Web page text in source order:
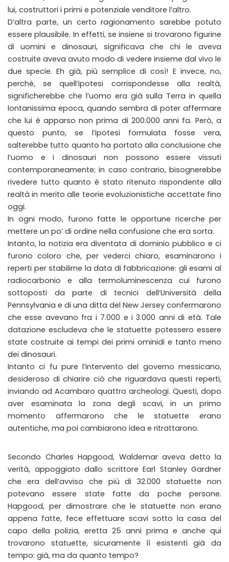
lui, costruttori i primi e potenziale venditore l’altro.
D’altra parte, un certo ragionamento sarebbe potuto
essere plausibile. In effetti, se insiene si trovarono figurine
di uomini e dinosauri, significava che chi le aveva
costruite aveva avuto modo di vedere insieme dal vivo le
due specie. Eh già, più semplice di così! E invece, no,
perché, se quell’ipotesi corrispondesse alla realtà,
significherebbe che l’uomo era già sulla Terra in quella
lontanissima epoca, quando sembra di poter affermare
che lui è apparso non prima di 200.000 anni fa. Però, a
questo punto, se l’ipotesi formulata fosse vera,
salterebbe tutto quanto ha portato alla conclusione che
l’uomo e i dinosauri non possono essere vissuti
contemporaneamente; in caso contrario, bisognerebbe
rivedere tutto quanto è stato ritenuto rispondente alla
realtà in merito alle teorie evoluzionistiche accettate fino
oggi.
In ogni modo, furono fatte le opportune ricerche per
mettere un po’ di ordine nella confusione che era sorta.
Intanto, la notizia era diventata di dominio pubblico e ci
furono coloro che, per vederci chiaro, esaminarono i
reperti per stabilirne la data di fabbricazione: gli esami al
radiocarbonio e alla termoluminescenza cui furono
sottoposti da parte di tecnici dell’Università della
Pennsylvania e di una ditta del New Jersey confermarono
che esse avevano fra i 7.000 e i 3.000 anni di età. Tale
datazione escludeva che le statuette potessero essere
state costruite ai tempi dei primi ominidi e tanto meno
dei dinosauri.
Intanto ci fu pure l’intervento del governo messicano,
desideroso di chiarire ciò che riguardava questi reperti,
inviando ad Acambaro quattro archeologi. Questi, dopo
aver esaminata la zona degli scavi, in un primo
momento affermarono che le statuette erano
autentiche, ma poi cambiarono idea e ritrattarono.
Secondo Charles Hapgood, Waldemar aveva detto la
verità, appoggiato dallo scrittore Earl Stanley Gardner
che era dell’avviso che più di 32.000 statuette non
potevano essere state fatte da poche persone.
Hapgood, per dimostrare che le statuette non erano
appena fatte, fece effettuare scavi sotto la casa del
capo della polizia, eretta 25 anni prima e anche qui
trovarono statuette, sicuramente lì esistenti già da
tempo: già, ma da quanto tempo?